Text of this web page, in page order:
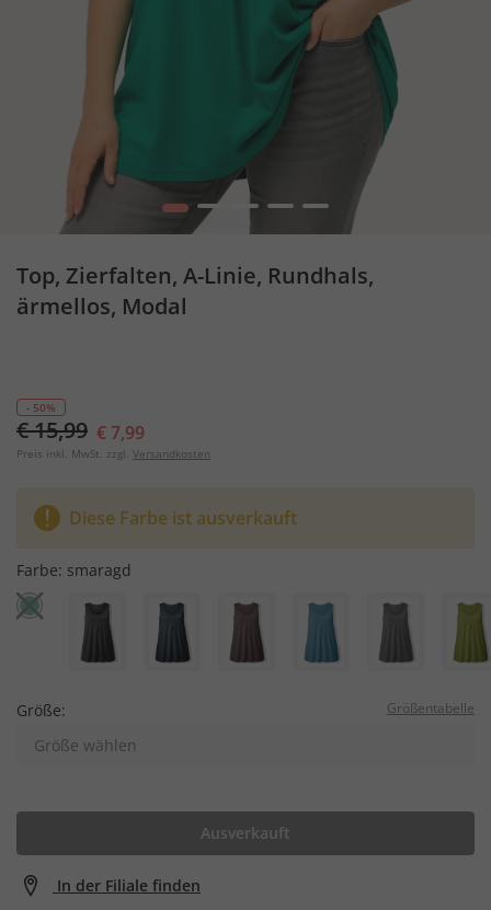
1 2 3 4 5
Top, Zierfalten, A-Linie, Rundhals,
ärmellos, Modal
- 50%
€ 15,99 € 7,99
Preis inkl. MwSt. zzgl. Versandkosten
Diese Farbe ist ausverkauft
Farbe: smaragd
Größe: Größentabelle
Größe wählen
Ausverkauft
In der Filiale finden